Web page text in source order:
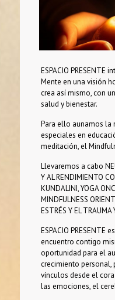
ESPACIO PRESENTE
Mente en una visión
crea así mismo, con
salud y bienestar.
Para ello aunamos la
especiales en
meditación, el
Llevaremos a cabo
Y AL RENDIMIENTO
KUNDALINI, YOGA
MINDFULNESS
ESTRÉS Y EL TRAUMA
ESPACIO PRESENTE
encuentro contigo
oportunidad para el
crecimiento personal,
vínculos desde el
las emociones, el